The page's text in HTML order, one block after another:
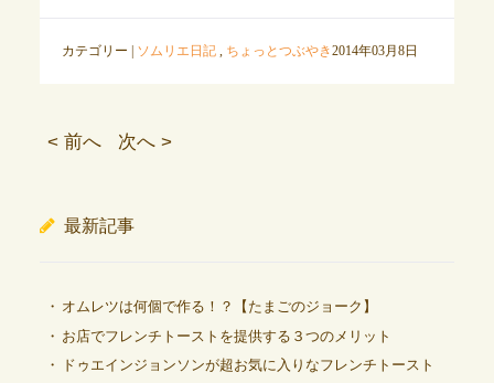
カテゴリー | ソムリエ日記, ちょっとつぶやき2014年03月8日
< 前へ 次へ >
最新記事
オムレツは何個で作る！？【たまごのジョーク】
お店でフレンチトーストを提供する３つのメリット
ドゥエインジョンソンが超お気に入りなフレンチトースト